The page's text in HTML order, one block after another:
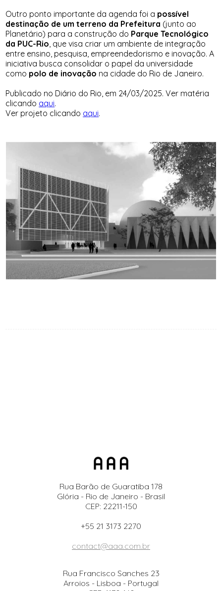
Outro ponto importante da agenda foi a possível
destinação de um terreno da Prefeitura (junto ao
Planetário) para a construção do Parque Tecnológico
da PUC-Rio, que visa criar um ambiente de integração
entre ensino, pesquisa, empreendedorismo e inovação. A
iniciativa busca consolidar o papel da universidade
como polo de inovação na cidade do Rio de Janeiro.
Publicado no Diário do Rio, em 24/03/2025. Ver matéria
clicando aqui.
Ver projeto clicando aqui.
Rua Barão de Guaratiba 178
Glória - Rio de Janeiro - Brasil
CEP: 22211-150
+55 21 3173 2270
contact@aaa.com.br
Rua Francisco Sanches 23
Arroios - Lisboa - Portugal